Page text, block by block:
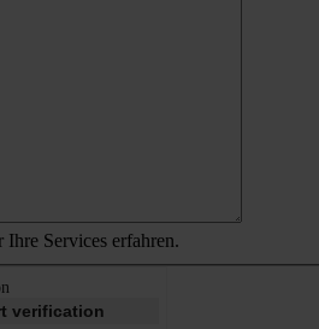
Ihre Services erfahren.
verification